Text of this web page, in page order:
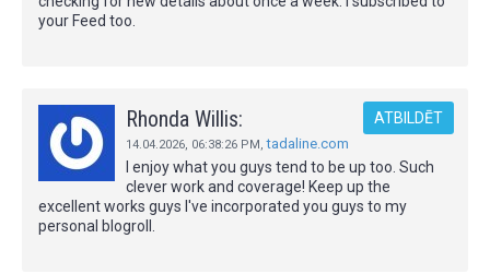
your Feed too.
Rhonda Willis:
14.04.2026, 06:38:26 PM,tadaline.com
ATBILDĒT
I enjoy what you guys tend to be up too. Such
clever work and coverage! Keep up the
excellent works guys I've incorporated you guys to my
personal blogroll.